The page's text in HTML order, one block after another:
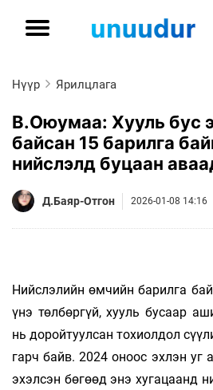
Нүүр Ярилцлага
В.Оюумаа: Хууль бус
байсан 15 барилга
нийслэлд буцаан
Д.Баяр-Отгон 2026-01-08 14:16
Нийслэлийн өмчийн барилга
үнэ төлбөргүй, хууль бусаар
нь доройтуулсан тохиолдол
гарч байв. 2024 оноос эхлэн
эхэлсэн бөгөөд энэ хугацаанд